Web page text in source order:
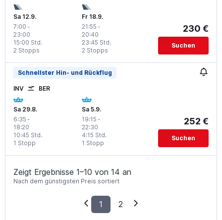
Sa 12.9.
7:00 -
23:00
2 Stopps
15:00 Std.
Fr 18.9.
21:55 -
20:40
2 Stopps
23:45 Std.
230 €
Suchen
Schnellster Hin- und Rückflug
INV BER
Sa 29.8.
6:35 -
18:20
1 Stopp
10:45 Std.
Sa 5.9.
19:15 -
22:30
1 Stopp
4:15 Std.
252 €
Suchen
Zeigt Ergebnisse 1–10 von 14 an
Nach dem günstigsten Preis sortiert
1 2